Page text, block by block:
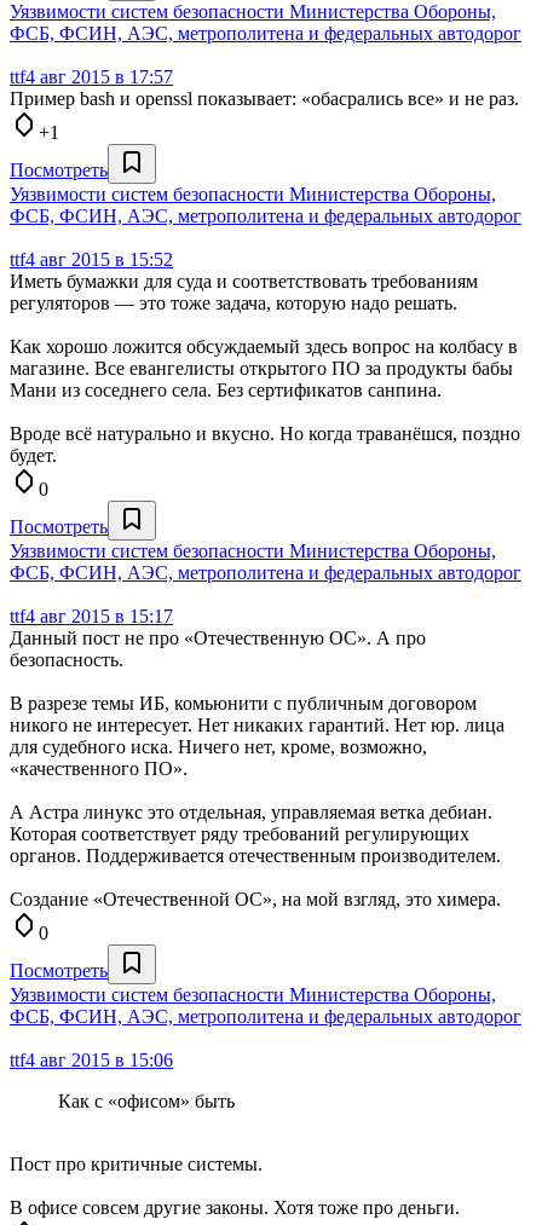
Уязвимости систем безопасности Министерства Обороны,
ФСБ, ФСИН, АЭС, метрополитена и федеральных автодорог
ttf4 авг 2015 в 17:57
Пример bash и openssl показывает: «обасрались все» и не раз.
+1
Посмотреть
Уязвимости систем безопасности Министерства Обороны,
ФСБ, ФСИН, АЭС, метрополитена и федеральных автодорог
ttf4 авг 2015 в 15:52
Иметь бумажки для суда и соответствовать требованиям
регуляторов — это тоже задача, которую надо решать.
Как хорошо ложится обсуждаемый здесь вопрос на колбасу в
магазине. Все евангелисты открытого ПО за продукты бабы
Мани из соседнего села. Без сертификатов санпина.
Вроде всё натурально и вкусно. Но когда траванёшся, поздно
будет.
0
Посмотреть
Уязвимости систем безопасности Министерства Обороны,
ФСБ, ФСИН, АЭС, метрополитена и федеральных автодорог
ttf4 авг 2015 в 15:17
Данный пост не про «Отечественную ОС». А про
безопасность.
В разрезе темы ИБ, комьюнити с публичным договором
никого не интересует. Нет никаких гарантий. Нет юр. лица
для судебного иска. Ничего нет, кроме, возможно,
«качественного ПО».
А Астра линукс это отдельная, управляемая ветка дебиан.
Которая соответствует ряду требований регулирующих
органов. Поддерживается отечественным производителем.
Создание «Отечественной ОС», на мой взгляд, это химера.
0
Посмотреть
Уязвимости систем безопасности Министерства Обороны,
ФСБ, ФСИН, АЭС, метрополитена и федеральных автодорог
ttf4 авг 2015 в 15:06
Как с «офисом» быть
Пост про критичные системы.
В офисе совсем другие законы. Хотя тоже про деньги.